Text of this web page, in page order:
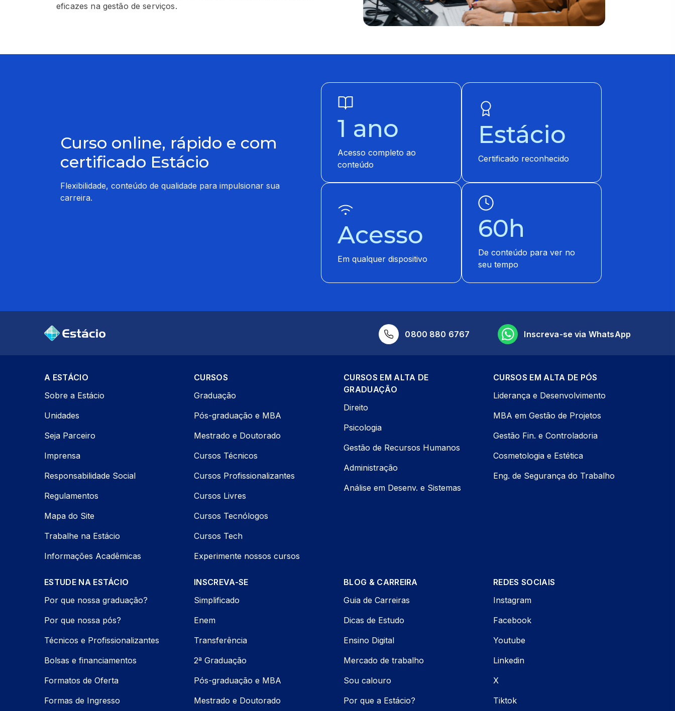
eficazes na gestão de serviços.
Curso online, rápido e com
certificado Estácio
Flexibilidade, conteúdo de qualidade para impulsionar sua
carreira.
1 ano
Acesso completo ao
conteúdo
Estácio
Certificado reconhecido
Acesso
Em qualquer dispositivo
60h
De conteúdo para ver no
seu tempo
0800 880 6767 Inscreva-se via WhatsApp
A ESTÁCIO
Sobre a Estácio
Unidades
Seja Parceiro
Imprensa
Responsabilidade Social
Regulamentos
Mapa do Site
Trabalhe na Estácio
Informações Acadêmicas
CURSOS
Graduação
Pós-graduação e MBA
Mestrado e Doutorado
Cursos Técnicos
Cursos Profissionalizantes
Cursos Livres
Cursos Tecnólogos
Cursos Tech
Experimente nossos cursos
CURSOS EM ALTA DE
GRADUAÇÃO
Direito
Psicologia
Gestão de Recursos Humanos
Administração
Análise em Desenv. e Sistemas
CURSOS EM ALTA DE PÓS
Liderança e Desenvolvimento
MBA em Gestão de Projetos
Gestão Fin. e Controladoria
Cosmetologia e Estética
Eng. de Segurança do Trabalho
ESTUDE NA ESTÁCIO
Por que nossa graduação?
Por que nossa pós?
Técnicos e Profissionalizantes
Bolsas e financiamentos
Formatos de Oferta
Formas de Ingresso
INSCREVA-SE
Simplificado
Enem
Transferência
2ª Graduação
Pós-graduação e MBA
Mestrado e Doutorado
BLOG & CARREIRA
Guia de Carreiras
Dicas de Estudo
Ensino Digital
Mercado de trabalho
Sou calouro
Por que a Estácio?
REDES SOCIAIS
Instagram
Facebook
Youtube
Linkedin
X
Tiktok